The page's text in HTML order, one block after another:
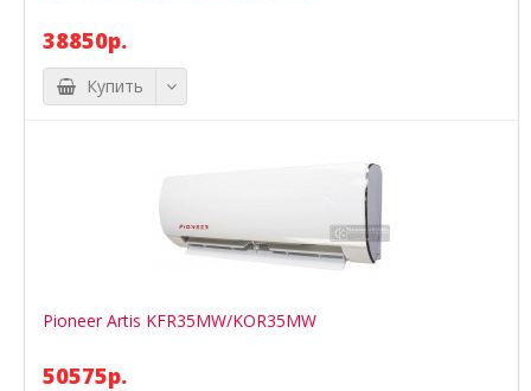
38850р.
Купить
Pioneer Artis KFR35MW/KOR35MW
50575р.